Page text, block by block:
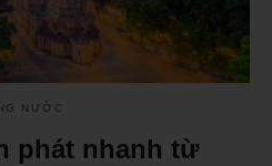
NƯỚC
phát nhanh từ